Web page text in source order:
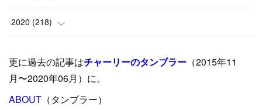
(15
(24)
(17)
(12)
(35)
)
(26)
(37)
(31)
(31)
(9)
(39)
( 23)
2020 (218)
(24)
( 42)
更に過去の記事はチャーリーのタンブラー （2015年11
月〜2020年06月）に。
ABOUT （タンブラー）